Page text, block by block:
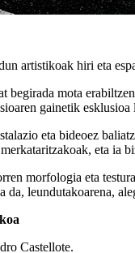
artistikoak hiri eta
begirada mota
gainetik esklusioa
eta bideoez
eta ia
morfologia eta
da, leundutakoarena,
Castellote.